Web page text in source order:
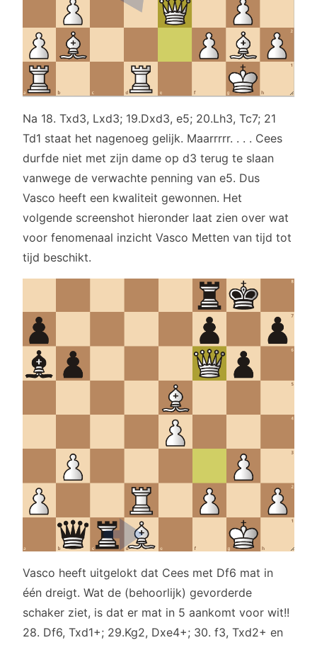
Na 18. Txd3, Lxd3; 19.Dxd3, e5; 20.Lh3, Tc7; 21
Td1 staat het nagenoeg gelijk. Maarrrrr. . . . Cees
durfde niet met zijn dame op d3 terug te slaan
vanwege de verwachte penning van e5. Dus
Vasco heeft een kwaliteit gewonnen. Het
volgende screenshot hieronder laat zien over wat
voor fenomenaal inzicht Vasco Metten van tijd tot
tijd beschikt.
Vasco heeft uitgelokt dat Cees met Df6 mat in
één dreigt. Wat de (behoorlijk) gevorderde
schaker ziet, is dat er mat in 5 aankomt voor wit!!
28. Df6, Txd1+; 29.Kg2, Dxe4+; 30. f3, Txd2+ en